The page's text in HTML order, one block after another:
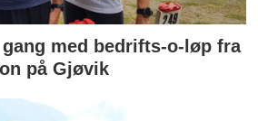
med bedrifts-o-løp fra
på Gjøvik